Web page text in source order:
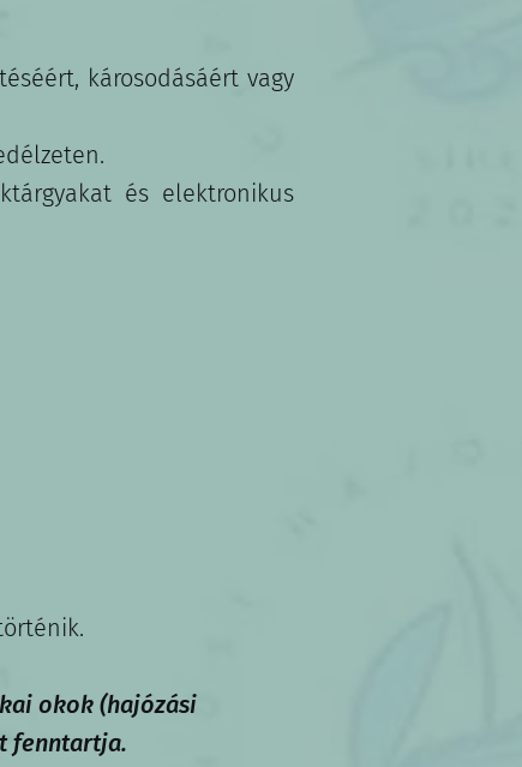
károsodásáért vagy
és elektronikus
okok (hajózási
fenntartja.